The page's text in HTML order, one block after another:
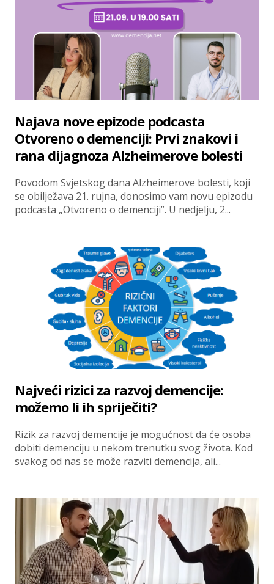
Najava nove epizode podcasta
Otvoreno o demenciji: Prvi znakovi i
rana dijagnoza Alzheimerove bolesti
Povodom Svjetskog dana Alzheimerove bolesti, koji
se obilježava 21. rujna, donosimo vam novu epizodu
podcasta „Otvoreno o demenciji”. U nedjelju, 2...
Najveći rizici za razvoj demencije:
možemo li ih spriječiti?
Rizik za razvoj demencije je mogućnost da će osoba
dobiti demenciju u nekom trenutku svog života. Kod
svakog od nas se može razviti demencija, ali...